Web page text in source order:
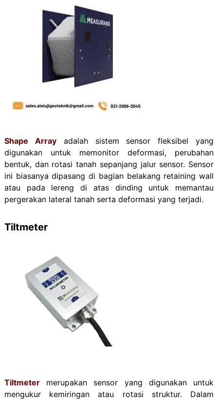
Shape Arrayadalah sistem sensor fleksibel yang
digunakan untuk memonitordeformasi, perubahan
bentuk, dan rotasi tanah sepanjang jalur sensor. Sensor
ini biasanya dipasang di bagian belakang retaining wall
atau pada lereng di atas dinding untuk memantau
pergerakan lateral tanah serta deformasi yang terjadi.
Tiltmeter
Tiltmetermerupakan sensor yang digunakan untuk
mengukur kemiringan atau rotasi struktur. Dalam